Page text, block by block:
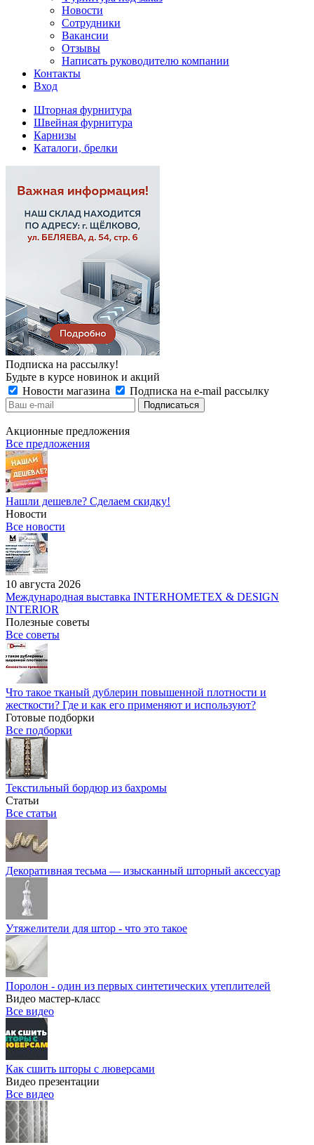
Новости
Сотрудники
Вакансии
Отзывы
Написать руководителю компании
Контакты
Вход
Шторная фурнитура
Швейная фурнитура
Карнизы
Каталоги, брелки
Подписка на рассылку!
Будьте в курсе новинок и акций
Новости магазина
Подписка на e-mail рассылку
Акционные предложения
Все предложения
Нашли дешевле? Сделаем скидку!
Новости
Все новости
10 августа 2026
Международная выставка INTERHOMETEX & DESIGN
INTERIOR
Полезные советы
Все советы
Что такое тканый дублерин повышенной плотности и
жесткости? Где и как его применяют и используют?
Готовые подборки
Все подборки
Текстильный бордюр из бахромы
Статьи
Все статьи
Декоративная тесьма — изысканный шторный аксессуар
Утяжелители для штор - что это такое
Поролон - один из первых синтетических утеплителей
Видео мастер-класс
Все видео
Как сшить шторы с люверсами
Видео презентации
Все видео